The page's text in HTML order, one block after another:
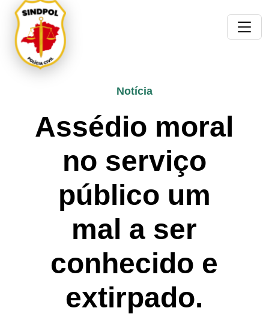
Notícia
Assédio moral
no serviço
público um
mal a ser
conhecido e
extirpado.